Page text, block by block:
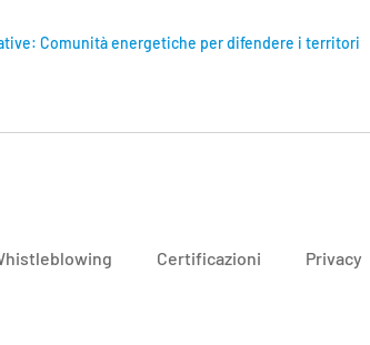
Comunità energetiche per difendere i territori
Certificazioni Privacy